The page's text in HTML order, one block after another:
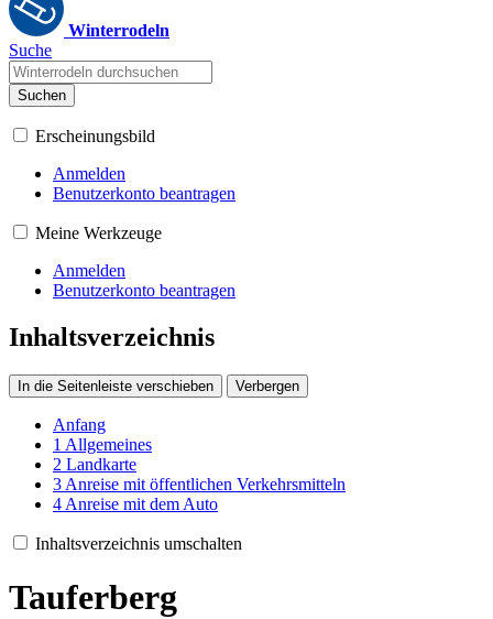
Winterrodeln
Suche
Suchen
Erscheinungsbild
Anmelden
Benutzerkonto beantragen
Meine Werkzeuge
Anmelden
Benutzerkonto beantragen
Inhaltsverzeichnis
In die Seitenleiste verschieben Verbergen
Anfang
1 Allgemeines
2 Landkarte
3 Anreise mit öffentlichen Verkehrsmitteln
4 Anreise mit dem Auto
Inhaltsverzeichnis umschalten
Tauferberg